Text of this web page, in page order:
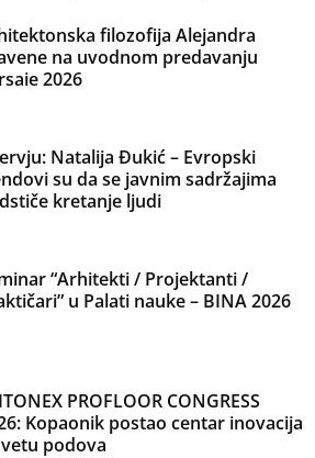
filozofija Alejandra
na uvodnom predavanju
2026
Natalija Đukić – Evropski
su da se javnim sadržajima
kretanje ljudi
“Arhitekti / Projektanti /
u Palati nauke – BINA 2026
PROFLOOR CONGRESS
Kopaonik postao centar inovacija
podova